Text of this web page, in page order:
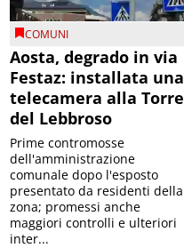
COMUNI
Aosta, degrado in via
Festaz: installata una
telecamera alla Torre
del Lebbroso
Prime contromosse
dell'amministrazione
comunale dopo l'esposto
presentato da residenti della
zona; promessi anche
maggiori controlli e ulteriori
inter...